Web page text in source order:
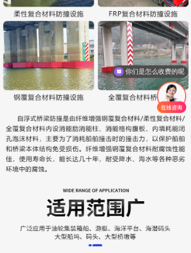
你们是怎么收费的呢
现在有优惠活动吗